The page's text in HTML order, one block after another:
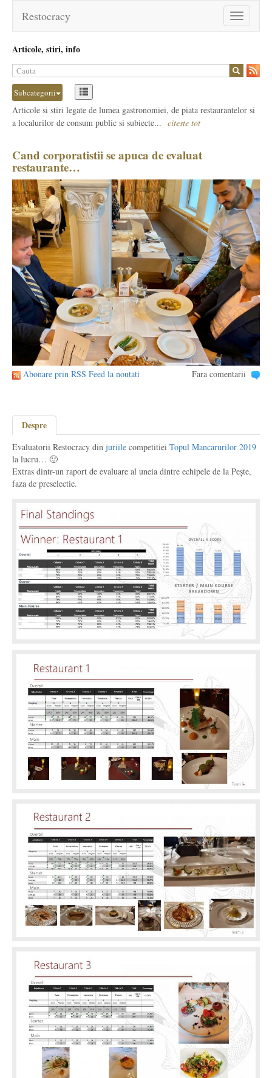
Toggle
navigation
Restocracy
Articole, stiri, info
Subcategorii
Articole si stiri legate de lumea gastronomiei, de piata restaurantelor si
a localurilor de consum public si subiecte... citeste tot
Cand corporatistii se apuca de evaluat
restaurante…
Abonare prin RSS Feed la noutati Fara comentarii
Despre
Evaluatorii Restocracy din juriile competitiei Topul Mancarurilor 2019
la lucru… 🙂
Extras dintr-un raport de evaluare al uneia dintre echipele de la Pește,
faza de preselectie.